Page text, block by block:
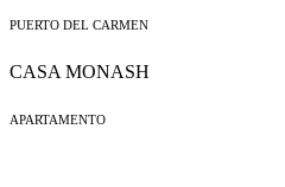
PUERTO DEL CARMEN
CASA MONASH
APARTAMENTO